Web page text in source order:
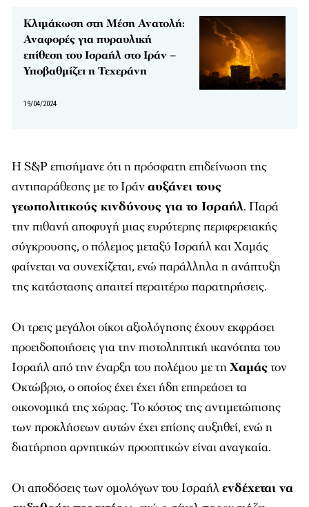
Κλιμάκωση στη Μέση Ανατολή:
Αναφορές για πυραυλική
επίθεση του Ισραήλ στο Ιράν –
Υποβαθμίζει η Τεχεράνη
19/04/2024
Η S&P επισήμανε ότι η πρόσφατη επιδείνωση της
αντιπαράθεσης με το Ιράναυξάνει τους
γεωπολιτικούς κινδύνους για το Ισραήλ. Παρά
την πιθανή αποφυγή μιας ευρύτερης περιφερειακής
σύγκρουσης, ο πόλεμος μεταξύ Ισραήλ και Χαμάς
φαίνεται να συνεχίζεται, ενώ παράλληλα η ανάπτυξη
της κατάστασης απαιτεί περαιτέρω παρατηρήσεις.
Οι τρεις μεγάλοι οίκοι αξιολόγησης έχουν εκφράσει
προειδοποιήσεις για την πιστοληπτική ικανότητα του
Ισραήλ από την έναρξη του πολέμου με τηΧαμάςτον
Οκτώβριο, ο οποίος έχει έχει ήδη επηρεάσει τα
οικονομικά της χώρας. Το κόστος της αντιμετώπισης
των προκλήσεων αυτών έχει επίσης αυξηθεί, ενώ η
διατήρηση αρνητικών προοπτικών είναι αναγκαία.
Οι αποδόσεις των ομολόγων του Ισραήλενδέχεται να